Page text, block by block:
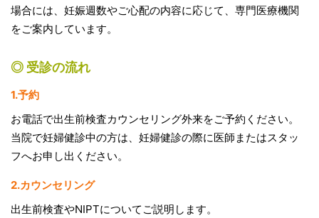
場合には、妊娠週数やご心配の内容に応じて、専門医療機関
をご案内しています。
◎ 受診の流れ
1.予約
お電話で出生前検査カウンセリング外来をご予約ください。
当院で妊婦健診中の方は、妊婦健診の際に医師またはスタッ
フへお申し出ください。
2.カウンセリング
出生前検査やNIPTについてご説明します。